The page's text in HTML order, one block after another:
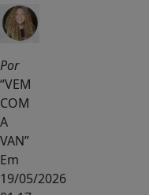
Por
“VEM
COM
A
VAN”
Em
19/05/2026